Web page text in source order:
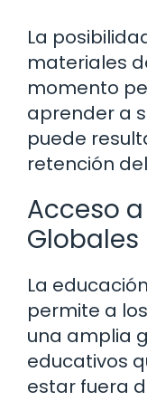
La
materiales
momento
aprender a
puede
retención
Acceso
Globales
La
permite a
una amplia
educativos
estar fuera